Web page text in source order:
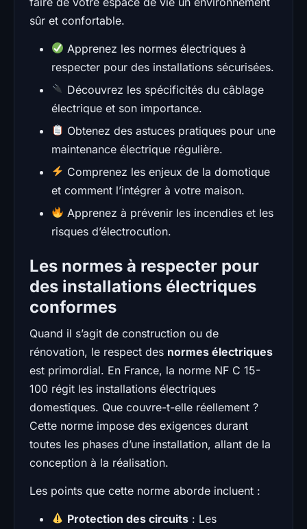
sûr et confortable.
Apprenez les normes électriques à
respecter pour des installations sécurisées.
Découvrez les spécificités du câblage
électrique et son importance.
Obtenez des astuces pratiques pour une
maintenance électrique régulière.
Comprenez les enjeux de la domotique
et comment l’intégrer à votre maison.
Apprenez à prévenir les incendies et les
risques d’électrocution.
Les normes à respecter pour
des installations électriques
conformes
Quand il s’agit de construction ou de
rénovation, le respect des normes électriques
est primordial. En France, la norme NF C 15-
100 régit les installations électriques
domestiques. Que couvre-t-elle réellement ?
Cette norme impose des exigences durant
toutes les phases d’une installation, allant de la
conception à la réalisation.
Les points que cette norme aborde incluent :
Protection des circuits : Les